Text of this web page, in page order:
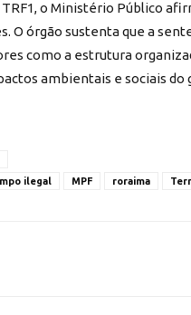
o Ministério Público
O órgão sustenta que a
como a estrutura
ambientais e sociais do
ilegal MPF roraima